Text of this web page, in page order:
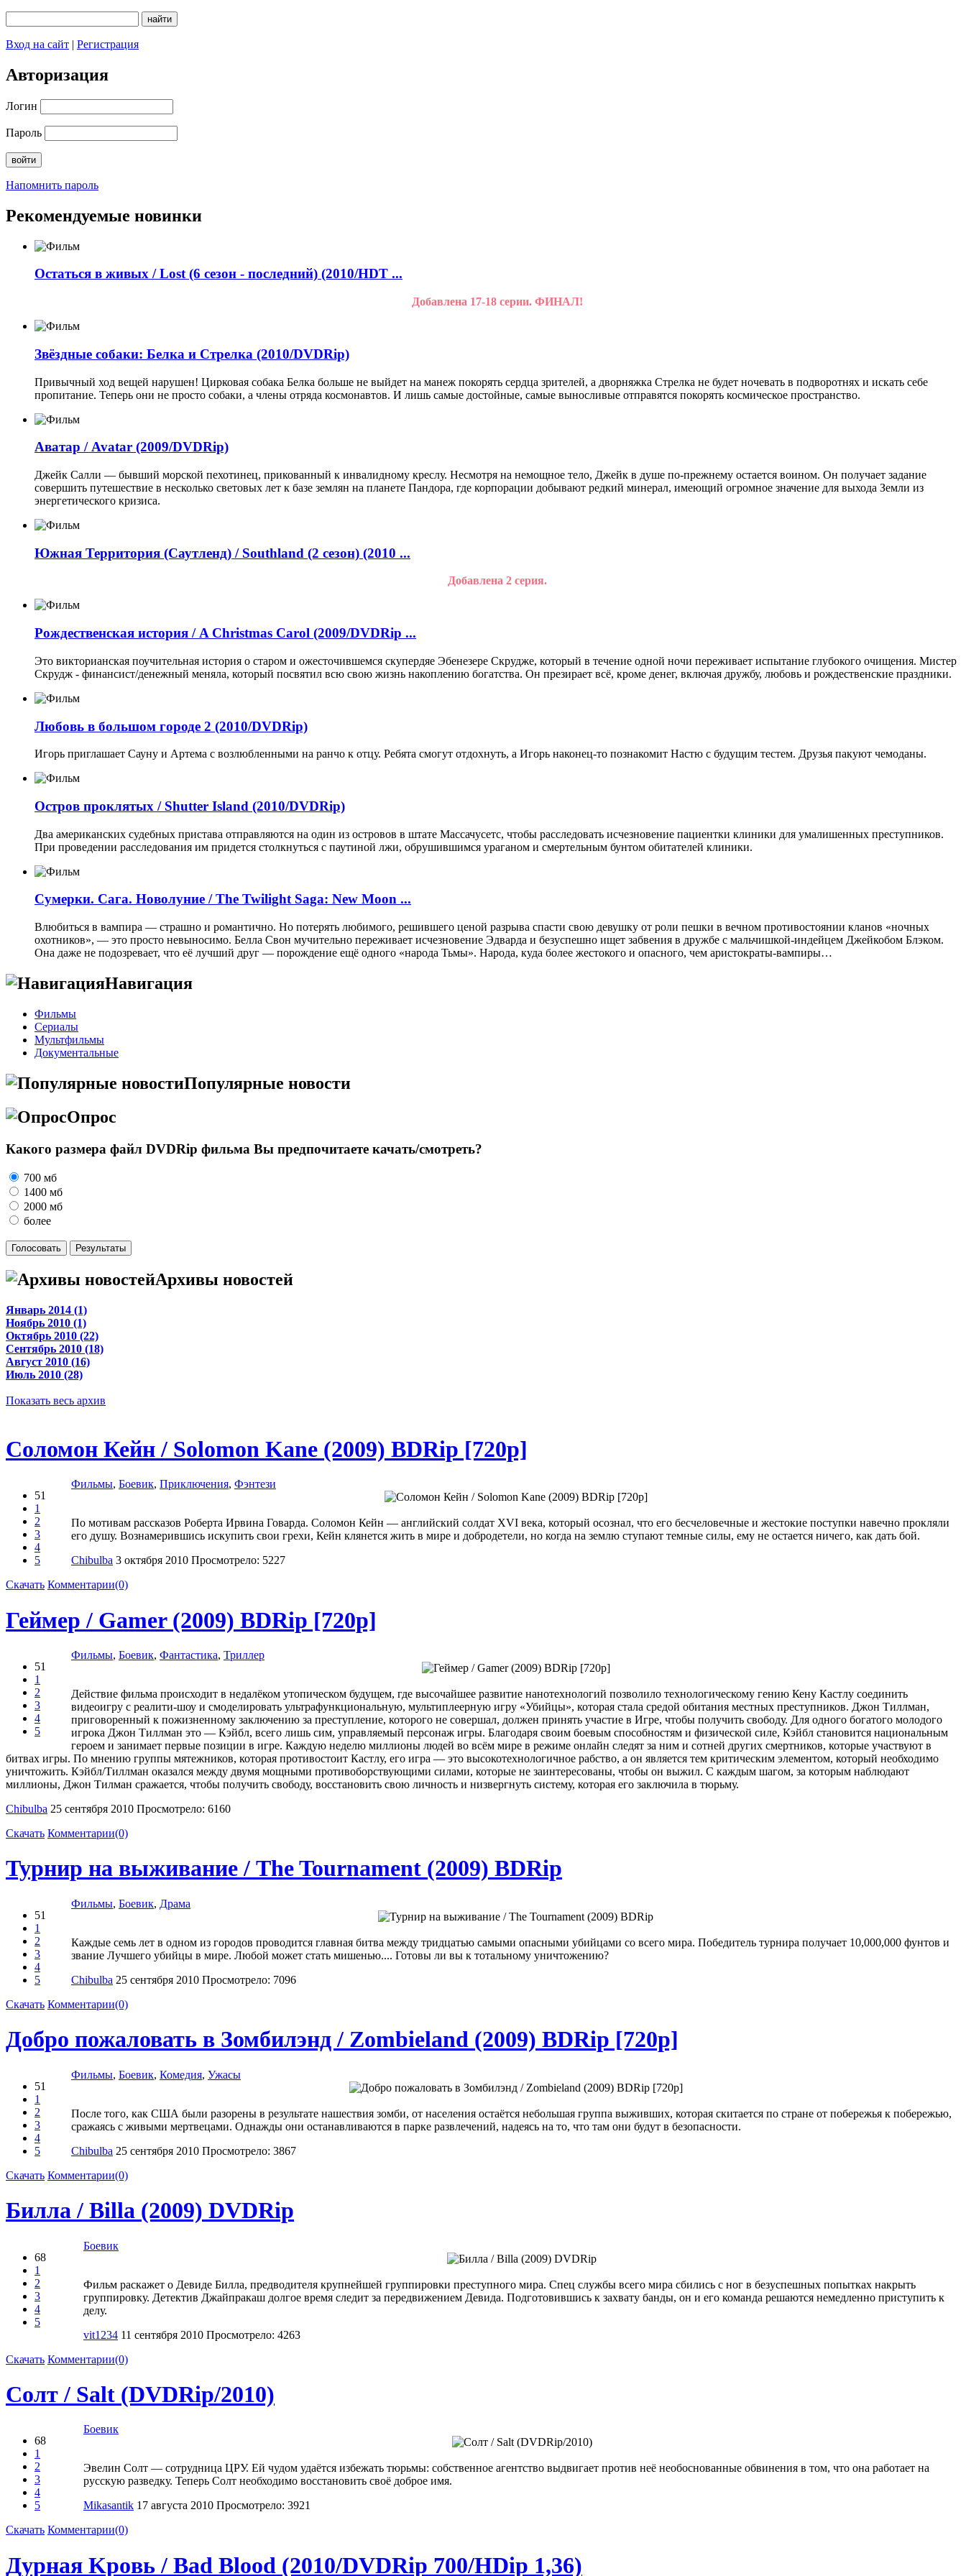
Вход на сайт | Регистрация
Авторизация
Логин
Пароль
Напомнить пароль
Рекомендуемые новинки
Остаться в живых / Lost (6 сезон - последний) (2010/HDT ...
Добавлена 17-18 серии. ФИНАЛ!
Звёздные собаки: Белка и Стрелка (2010/DVDRip)
Привычный ход вещей нарушен! Цирковая собака Белка больше не выйдет на манеж покорять сердца зрителей, а дворняжка Стрелка не будет ночевать в подворотнях и искать себе
пропитание. Теперь они не просто собаки, а члены отряда космонавтов. И лишь самые достойные, самые выносливые отправятся покорять космическое пространство.
Аватар / Avatar (2009/DVDRip)
Джейк Салли — бывший морской пехотинец, прикованный к инвалидному креслу. Несмотря на немощное тело, Джейк в душе по-прежнему остается воином. Он получает задание
совершить путешествие в несколько световых лет к базе землян на планете Пандора, где корпорации добывают редкий минерал, имеющий огромное значение для выхода Земли из
энергетического кризиса.
Южная Территория (Саутленд) / Southland (2 сезон) (2010 ...
Добавлена 2 серия.
Рождественская история / A Christmas Carol (2009/DVDRip ...
Это викторианская поучительная история о старом и ожесточившемся скупердяе Эбенезере Скрудже, который в течение одной ночи переживает испытание глубокого очищения. Мистер
Скрудж - финансист/денежный меняла, который посвятил всю свою жизнь накоплению богатства. Он презирает всё, кроме денег, включая дружбу, любовь и рождественские праздники.
Любовь в большом городе 2 (2010/DVDRip)
Игорь приглашает Сауну и Артема с возлюбленными на ранчо к отцу. Ребята смогут отдохнуть, а Игорь наконец-то познакомит Настю с будущим тестем. Друзья пакуют чемоданы.
Остров проклятых / Shutter Island (2010/DVDRip)
Два американских судебных пристава отправляются на один из островов в штате Массачусетс, чтобы расследовать исчезновение пациентки клиники для умалишенных преступников.
При проведении расследования им придется столкнуться с паутиной лжи, обрушившимся ураганом и смертельным бунтом обитателей клиники.
Сумерки. Сага. Новолуние / The Twilight Saga: New Moon ...
Влюбиться в вампира — страшно и романтично. Но потерять любимого, решившего ценой разрыва спасти свою девушку от роли пешки в вечном противостоянии кланов «ночных
охотников», — это просто невыносимо. Белла Свон мучительно переживает исчезновение Эдварда и безуспешно ищет забвения в дружбе с мальчишкой-индейцем Джейкобом Блэком.
Она даже не подозревает, что её лучший друг — порождение ещё одного «народа Тьмы». Народа, куда более жестокого и опасного, чем аристократы-вампиры…
Навигация
Фильмы
Сериалы
Мультфильмы
Документальные
Популярные новости
Опрос
Какого размера файл DVDRip фильма Вы предпочитаете качать/смотреть?
700 мб
1400 мб
2000 мб
более
Архивы новостей
Январь 2014 (1)
Ноябрь 2010 (1)
Октябрь 2010 (22)
Сентябрь 2010 (18)
Август 2010 (16)
Июль 2010 (28)
Показать весь архив
Соломон Кейн / Solomon Kane (2009) BDRip [720p]
51
1
2
3
4
5
Фильмы, Боевик, Приключения, Фэнтези
По мотивам рассказов Роберта Ирвина Говарда. Соломон Кейн — английский солдат XVI века, который осознал, что его бесчеловечные и жестокие поступки навечно прокляли
его душу. Вознамерившись искупить свои грехи, Кейн клянется жить в мире и добродетели, но когда на землю ступают темные силы, ему не остается ничего, как дать бой.
Chibulba 3 октября 2010 Просмотрело: 5227
Скачать Комментарии(0)
Геймер / Gamer (2009) BDRip [720p]
51
1
2
3
4
5
Фильмы, Боевик, Фантастика, Триллер
Действие фильма происходит в недалёком утопическом будущем, где высочайшее развитие нанотехнологий позволило технологическому гению Кену Кастлу соединить
видеоигру с реалити-шоу и смоделировать ультрафункциональную, мультиплеерную игру «Убийцы», которая стала средой обитания местных преступников. Джон Тиллман,
приговоренный к пожизненному заключению за преступление, которого не совершал, должен принять участие в Игре, чтобы получить свободу. Для одного богатого молодого
игрока Джон Тиллман это — Кэйбл, всего лишь сим, управляемый персонаж игры. Благодаря своим боевым способностям и физической силе, Кэйбл становится национальным
героем и занимает первые позиции в игре. Каждую неделю миллионы людей во всём мире в режиме онлайн следят за ним и сотней других смертников, которые участвуют в
битвах игры. По мнению группы мятежников, которая противостоит Кастлу, его игра — это высокотехнологичное рабство, а он является тем критическим элементом, который необходимо
уничтожить. Кэйбл/Тиллман оказался между двумя мощными противоборствующими силами, которые не заинтересованы, чтобы он выжил. С каждым шагом, за которым наблюдают
миллионы, Джон Тилман сражается, чтобы получить свободу, восстановить свою личность и низвергнуть систему, которая его заключила в тюрьму.
Chibulba 25 сентября 2010 Просмотрело: 6160
Скачать Комментарии(0)
Турнир на выживание / The Tournament (2009) BDRip
51
1
2
3
4
5
Фильмы, Боевик, Драма
Каждые семь лет в одном из городов проводится главная битва между тридцатью самыми опасными убийцами со всего мира. Победитель турнира получает 10,000,000 фунтов и
звание Лучшего убийцы в мире. Любой может стать мишенью.... Готовы ли вы к тотальному уничтожению?
Chibulba 25 сентября 2010 Просмотрело: 7096
Скачать Комментарии(0)
Добро пожаловать в Зомбилэнд / Zombieland (2009) BDRip [720p]
51
1
2
3
4
5
Фильмы, Боевик, Комедия, Ужасы
После того, как США были разорены в результате нашествия зомби, от населения остаётся небольшая группа выживших, которая скитается по стране от побережья к побережью,
сражаясь с живыми мертвецами. Однажды они останавливаются в парке развлечений, надеясь на то, что там они будут в безопасности.
Chibulba 25 сентября 2010 Просмотрело: 3867
Скачать Комментарии(0)
Билла / Billa (2009) DVDRip
68
1
2
3
4
5
Боевик
Фильм раскажет о Девиде Билла, предводителя крупнейшей группировки преступного мира. Спец службы всего мира сбились с ног в безуспешных попытках накрыть
группировку. Детектив Джайпракаш долгое время следит за передвижением Девида. Подготовившись к захвату банды, он и его команда решаются немедленно приступить к
делу.
vit1234 11 сентября 2010 Просмотрело: 4263
Скачать Комментарии(0)
Солт / Salt (DVDRip/2010)
68
1
2
3
4
5
Боевик
Эвелин Солт — сотрудница ЦРУ. Ей чудом удаётся избежать тюрьмы: собственное агентство выдвигает против неё необоснованные обвинения в том, что она работает на
русскую разведку. Теперь Солт необходимо восстановить своё доброе имя.
Mikasantik 17 августа 2010 Просмотрело: 3921
Скачать Комментарии(0)
Дypнaя Kpoвь / Bad Blood (2010/DVDRip 700/HDip 1,36)